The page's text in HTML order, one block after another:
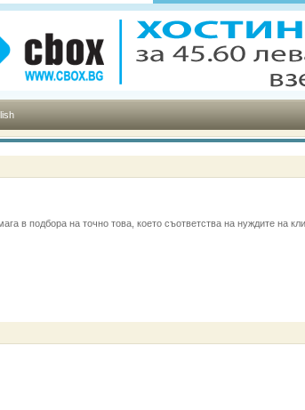
в подбора на точно това, което съответства на нуждите на